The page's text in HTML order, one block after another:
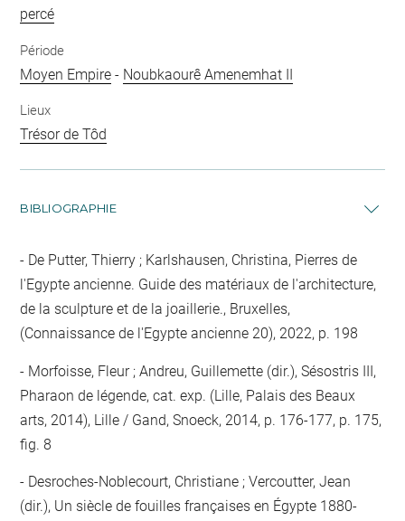
percé
Période
Moyen Empire - Noubkaourê Amenemhat II
Lieux
Trésor de Tôd
BIBLIOGRAPHIE
De Putter, Thierry ; Karlshausen, Christina, Pierres de
l'Egypte ancienne. Guide des matériaux de l'architecture,
de la sculpture et de la joaillerie., Bruxelles,
(Connaissance de l'Egypte ancienne 20), 2022, p. 198
Morfoisse, Fleur ; Andreu, Guillemette (dir.), Sésostris III,
Pharaon de légende, cat. exp. (Lille, Palais des Beaux
arts, 2014), Lille / Gand, Snoeck, 2014, p. 176-177, p. 175,
fig. 8
Desroches-Noblecourt, Christiane ; Vercoutter, Jean
(dir.), Un siècle de fouilles françaises en Égypte 1880-